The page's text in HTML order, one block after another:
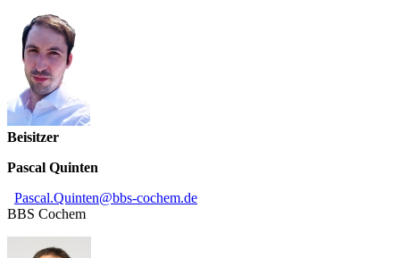
Beisitzer
Pascal Quinten
Pascal.Quinten@bbs-cochem.de
BBS Cochem